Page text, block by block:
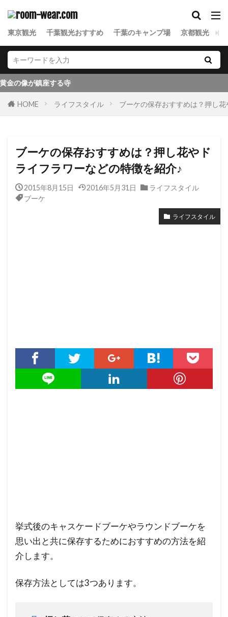
東京観光 千葉観光おすすめ 千葉のキャンプ場 京都観光
鎮座する寺
HOME ライフスタイル ブーケの保存おすすめは？押し
ブーケの保存おすすめは？押し花やド
ライフラワーなどの特徴を紹介♪
2015年8月15日 2016年5月31日
ライフスタイル
ブーケ
ライフスタイル
挙式後のキャスケードブーケやラウンドブーケを
思い出と共に保存するためにおすすめの方法を紹
介します。
保存方法としては3つあります。